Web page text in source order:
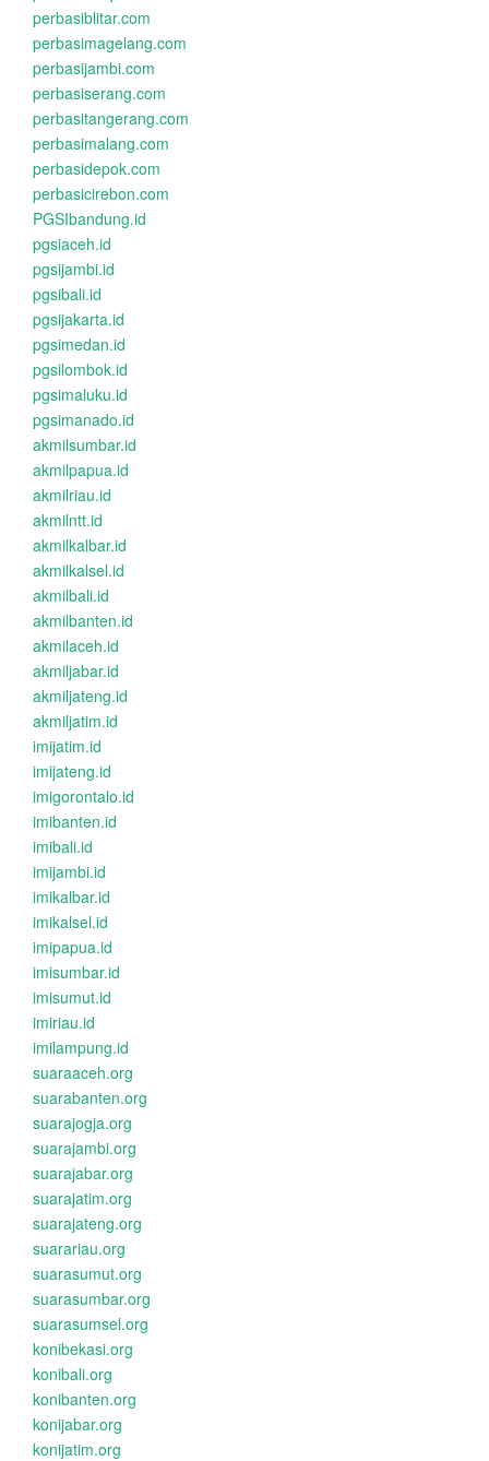
perbasiblitar.com
perbasimagelang.com
perbasijambi.com
perbasiserang.com
perbasitangerang.com
perbasimalang.com
perbasidepok.com
perbasicirebon.com
PGSIbandung.id
pgsiaceh.id
pgsijambi.id
pgsibali.id
pgsijakarta.id
pgsimedan.id
pgsilombok.id
pgsimaluku.id
pgsimanado.id
akmilsumbar.id
akmilpapua.id
akmilriau.id
akmilntt.id
akmilkalbar.id
akmilkalsel.id
akmilbali.id
akmilbanten.id
akmilaceh.id
akmiljabar.id
akmiljateng.id
akmiljatim.id
imijatim.id
imijateng.id
imigorontalo.id
imibanten.id
imibali.id
imijambi.id
imikalbar.id
imikalsel.id
imipapua.id
imisumbar.id
imisumut.id
imiriau.id
imilampung.id
suaraaceh.org
suarabanten.org
suarajogja.org
suarajambi.org
suarajabar.org
suarajatim.org
suarajateng.org
suarariau.org
suarasumut.org
suarasumbar.org
suarasumsel.org
konibekasi.org
konibali.org
konibanten.org
konijabar.org
konijatim.org